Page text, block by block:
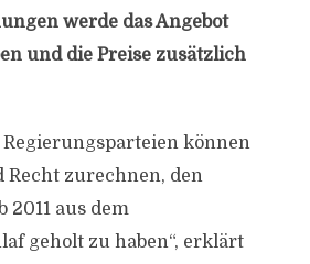
werde das Angebot
und die Preise zusätzlich
Regierungsparteien können
Recht zurechnen, den
2011 aus dem
geholt zu haben“, erklärt